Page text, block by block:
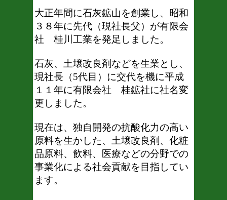
大正年間に石灰鉱山を創業し、昭和
３８年に先代（現社長父）が有限会
社 桂川工業を発足しました。
石灰、土壌改良剤などを生業とし、
現社長（5代目）に交代を機に平成
１１年に有限会社 桂鉱社に社名変
更しました。
現在は、独自開発の抗酸化力の高い
原料を生かした、土壌改良剤、化粧
品原料、飲料、医療などの分野での
事業化による社会貢献を目指してい
ます。